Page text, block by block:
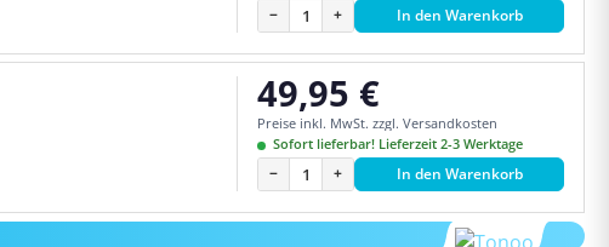
− + In den Warenkorb
Regulärer Preis:
49,95 €
Preise inkl. MwSt. zzgl. Versandkosten
Sofort lieferbar! Lieferzeit 2-3 Werktage
− + In den Warenkorb